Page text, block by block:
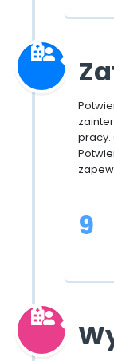
pracy.
9